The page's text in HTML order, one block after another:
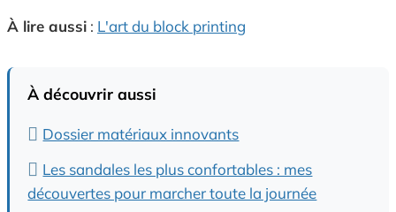
À lire aussi : L'art du block printing
À découvrir aussi
Dossier matériaux innovants
Les sandales les plus confortables : mes
découvertes pour marcher toute la journée